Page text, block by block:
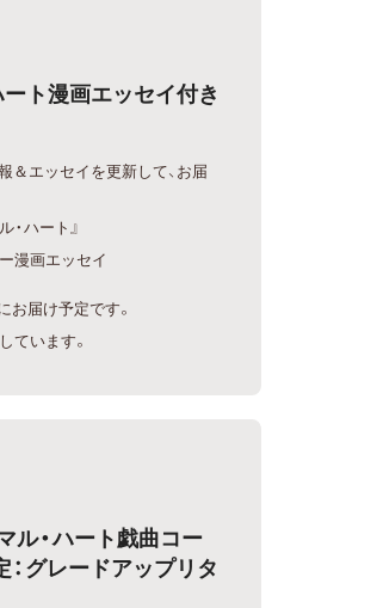
ート漫画エッセイ付き
＆エッセイを更新して、お届
・ハート』
漫画エッセイ
お届け予定です。
ています。
ル・ハート戯曲コー
：グレードアップリタ